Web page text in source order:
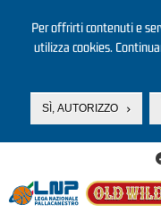
Per offrirti contenuti e
utilizza cookies.
SÌ, AUTORIZZO